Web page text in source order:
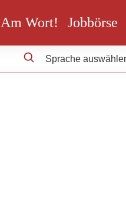
Am Wort! Jobbörse
Sprache